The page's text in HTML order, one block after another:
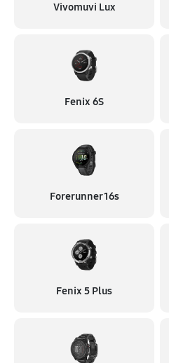
Vivomuvi Lux
Fenix 6S
Forerunner 16s
Fenix 5 Plus